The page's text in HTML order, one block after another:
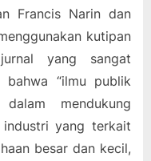
Francis Narin dan
kutipan
yang sangat
bahwa “ilmu publik
mendukung
yang terkait
besar dan kecil,